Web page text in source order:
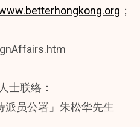
；
士联络：
员公署」朱松华先生